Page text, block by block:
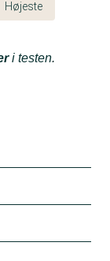
Højeste
i testen.